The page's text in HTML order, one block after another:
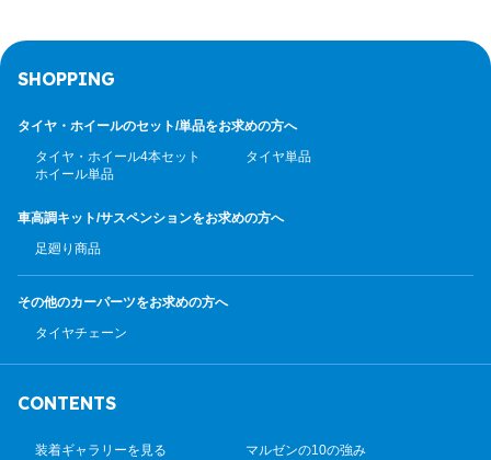
SHOPPING
タイヤ・ホイールのセット/単品をお求めの方へ
タイヤ・ホイール4本セット
タイヤ単品
ホイール単品
車高調キット/サスペンションをお求めの方へ
足廻り商品
その他のカーパーツをお求めの方へ
タイヤチェーン
CONTENTS
装着ギャラリーを見る マルゼンの10の強み